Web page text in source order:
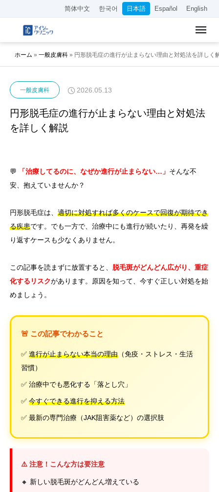
简体中文 한국어 日本語 Español English
ホーム » 一般皮膚科 » 円形脱毛症の進行が止まらない理由と対処法を詳しく
一般皮膚科 2026.05.13
円形脱毛症の進行が止まらない理由と対処法
を詳しく解説
💬 「治療してるのに、なぜか進行が止まらない…」 そんな不
安、抱えていませんか？
円形脱毛症は、 適切に対処すれば多くのケースで回復が期待でき
る疾患です。でも一方で、治療中にも進行が続いたり、再発を繰
り返すケースも少なくありません。
この記事を読まずに放置すると、 脱毛斑がどんどん広がり、重症
化するリスクがあります。原因を知って、今すぐ正しい対処を始
めましょう。
🚨 この記事でわかること
✅ 進行が止まらない本当の理由 （免疫・ストレス・生活
習慣）
✅ 治療中でも悪化する「落とし穴」
✅ 今すぐできる進行を抑える方法
✅ 最新の専門治療（JAK阻害薬など）の選択肢
⚠️ 注意！こんな方は要注意
🔸 新しい脱毛斑がどんどん増えている